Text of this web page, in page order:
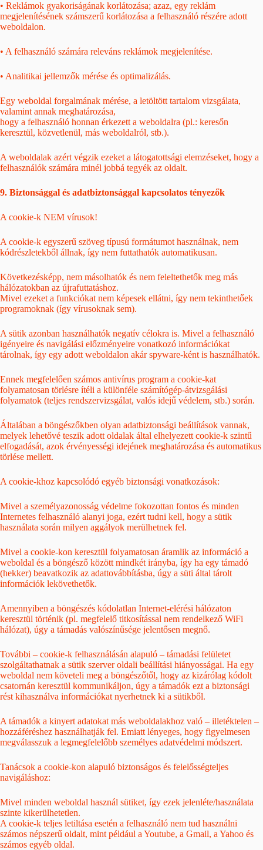
• Reklámok gyakoriságának korlátozása; azaz, egy reklám
megjelenítésének számszerű korlátozása a felhasználó részére adott
weboldalon.
• A felhasználó számára releváns reklámok megjelenítése.
• Analitikai jellemzők mérése és optimalizálás.
Egy weboldal forgalmának mérése, a letöltött tartalom vizsgálata,
valamint annak meghatározása,
hogy a felhasználó honnan érkezett a weboldalra (pl.: keresőn
keresztül, közvetlenül, más weboldalról, stb.).
A weboldalak azért végzik ezeket a látogatottsági elemzéseket, hogy a
felhasználók számára minél jobbá tegyék az oldalt.
9. Biztonsággal és adatbiztonsággal kapcsolatos tényezők
A cookie-k NEM vírusok!
A cookie-k egyszerű szöveg típusú formátumot használnak, nem
kódrészletekből állnak, így nem futtathatók automatikusan.
Következésképp, nem másolhatók és nem feleltethetők meg más
hálózatokban az újrafuttatáshoz.
Mivel ezeket a funkciókat nem képesek ellátni, így nem tekinthetőek
programoknak (így vírusoknak sem).
A sütik azonban használhatók negatív célokra is. Mivel a felhasználó
igényeire és navigálási előzményeire vonatkozó információkat
tárolnak, így egy adott weboldalon akár spyware-ként is használhatók.
Ennek megfelelően számos antivírus program a cookie-kat
folyamatosan törlésre ítéli a különféle számítógép-átvizsgálási
folyamatok (teljes rendszervizsgálat, valós idejű védelem, stb.) során.
Általában a böngészőkben olyan adatbiztonsági beállítások vannak,
melyek lehetővé teszik adott oldalak által elhelyezett cookie-k szintű
elfogadását, azok érvényességi idejének meghatározása és automatikus
törlése mellett.
A cookie-khoz kapcsolódó egyéb biztonsági vonatkozások:
Mivel a személyazonosság védelme fokozottan fontos és minden
Internetes felhasználó alanyi joga, ezért tudni kell, hogy a sütik
használata során milyen aggályok merülhetnek fel.
Mivel a cookie-kon keresztül folyamatosan áramlik az információ a
weboldal és a böngésző között mindkét irányba, így ha egy támadó
(hekker) beavatkozik az adattovábbításba, úgy a süti által tárolt
információk lekövethetők.
Amennyiben a böngészés kódolatlan Internet-elérési hálózaton
keresztül történik (pl. megfelelő titkosítással nem rendelkező WiFi
hálózat), úgy a támadás valószínűsége jelentősen megnő.
További – cookie-k felhasználásán alapuló – támadási felületet
szolgáltathatnak a sütik szerver oldali beállítási hiányosságai. Ha egy
weboldal nem követeli meg a böngészőtől, hogy az kizárólag kódolt
csatornán keresztül kommunikáljon, úgy a támadók ezt a biztonsági
rést kihasználva információkat nyerhetnek ki a sütikből.
A támadók a kinyert adatokat más weboldalakhoz való – illetéktelen –
hozzáféréshez használhatják fel. Emiatt lényeges, hogy figyelmesen
megválasszuk a legmegfelelőbb személyes adatvédelmi módszert.
Tanácsok a cookie-kon alapuló biztonságos és felelősségteljes
navigáláshoz:
Mivel minden weboldal használ sütiket, így ezek jelenléte/használata
szinte kikerülhetetlen.
A cookie-k teljes letiltása esetén a felhasználó nem tud használni
számos népszerű oldalt, mint például a Youtube, a Gmail, a Yahoo és
számos egyéb oldal.